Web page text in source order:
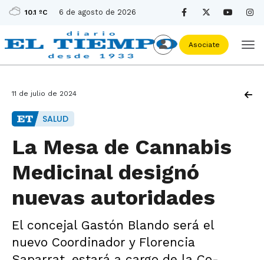
10.1 ºC 6 de agosto de 2026
Asociate
11 de julio de 2024
SALUD
La Mesa de Cannabis
Medicinal designó
nuevas autoridades
El concejal Gastón Blando será el
nuevo Coordinador y Florencia